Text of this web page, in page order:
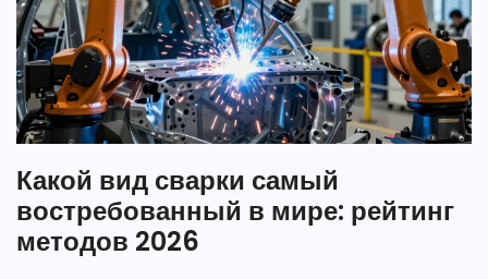
Какой вид сварки самый
востребованный в мире: рейтинг
методов 2026